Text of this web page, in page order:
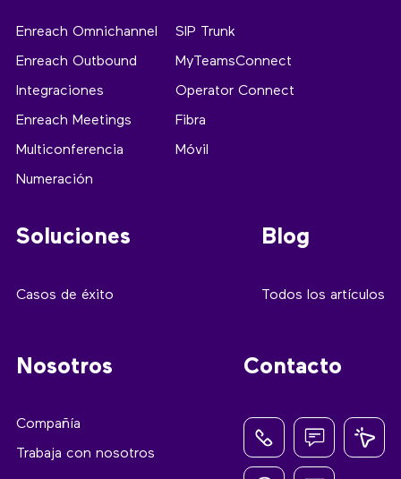
Enreach Omnichannel
Enreach Outbound
Integraciones
Enreach Meetings
Multiconferencia
Numeración
SIP Trunk
MyTeamsConnect
Operator Connect
Fibra
Móvil
Soluciones
Casos de éxito
Blog
Todos los artículos
Nosotros
Compañía
Trabaja con nosotros
Contacto